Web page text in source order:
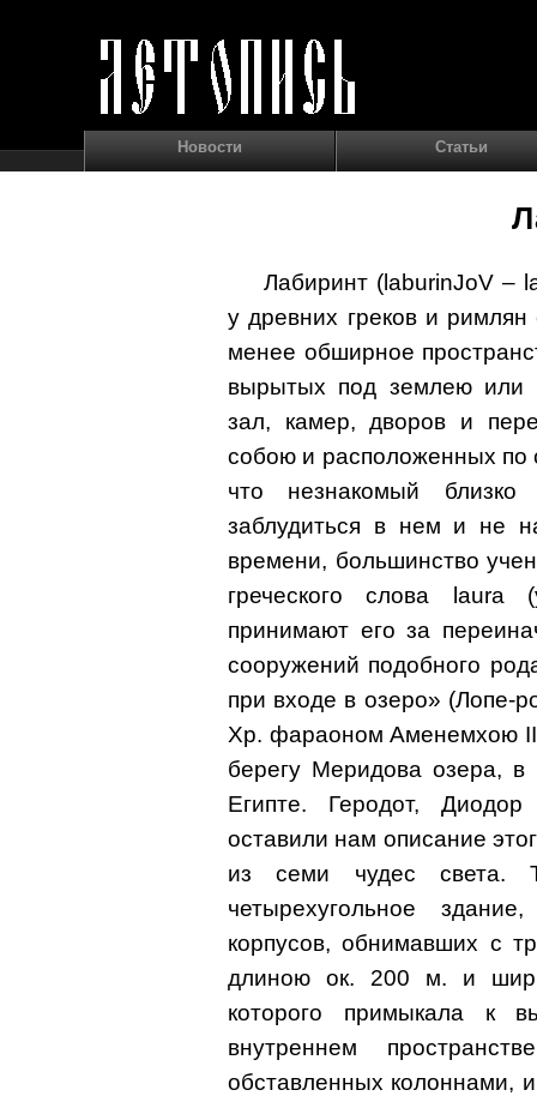
Новости Статьи
Лабиринт (laburinJoV –
у древних греков и
менее обширное
вырытых под землею или
зал, камер, дворов и
собою и расположенных по
что незнакомый
заблудиться в нем и не
времени, большинство
греческого слова laura
принимают его за
сооружений подобного
при входе в озеро» (Лопе-
Хр. фараоном Аменемхою
берегу Меридова озера,
Египте. Геродот,
оставили нам описание
из семи чудес света.
четырехугольное
корпусов, обнимавших с
длиною ок. 200 м. и
которого примыкала к
внутреннем
обставленных колоннами,